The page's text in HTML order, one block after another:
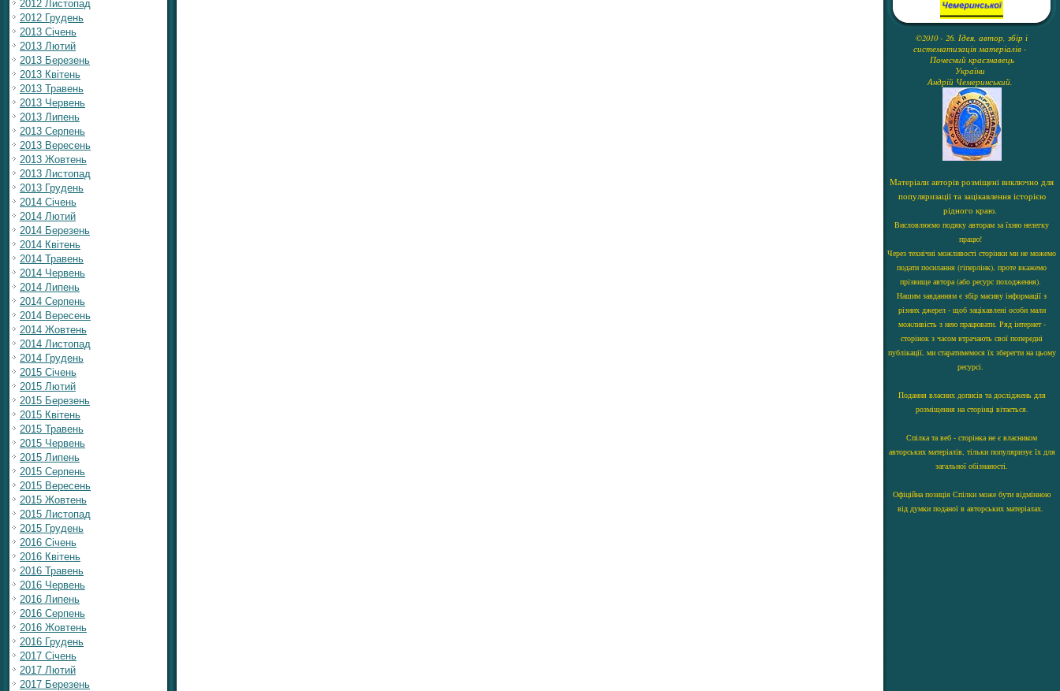
2012 Листопад
2012 Грудень
2013 Січень
2013 Лютий
2013 Березень
2013 Квітень
2013 Травень
2013 Червень
2013 Липень
2013 Серпень
2013 Вересень
2013 Жовтень
2013 Листопад
2013 Грудень
2014 Січень
2014 Лютий
2014 Березень
2014 Квітень
2014 Травень
2014 Червень
2014 Липень
2014 Серпень
2014 Вересень
2014 Жовтень
2014 Листопад
2014 Грудень
2015 Січень
2015 Лютий
2015 Березень
2015 Квітень
2015 Травень
2015 Червень
2015 Липень
2015 Серпень
2015 Вересень
2015 Жовтень
2015 Листопад
2015 Грудень
2016 Січень
2016 Квітень
2016 Травень
2016 Червень
2016 Липень
2016 Серпень
2016 Жовтень
2016 Грудень
2017 Січень
2017 Лютий
2017 Березень
©2010 - 26. Ідея, автор, збір і
систематизація матеріалів -
Почесний краєзнавець
України
Андрій Чемеринський.
Матеріали авторів розміщені виключно для
популяризації та зацікавлення історією
рідного краю.
Висловлюємо подяку авторам за їхню нелегку
працю!
Через технічні можливості сторінки ми не можемо
подати посилання (гіперлінк), проте вкажемо
прізвище автора (або ресурс походження).
Нашим завданням є збір масиву інформації з
різних джерел - щоб зацікавлені особи мали
можливість з нею працювати. Ряд інтернет -
сторінок з часом втрачають свої попередні
публікації, ми старатимемося їх зберегти на цьому
ресурсі.
Подання власних дописів та досліджень для
розміщення на сторінці вітається.
Спілка та веб - сторінка не є власником
авторських матеріалів, тільки популяризує їх для
загальної обізнаності.
Офіційна позиція Спілки може бути відмінною
від думки поданої в авторських матеріалах.